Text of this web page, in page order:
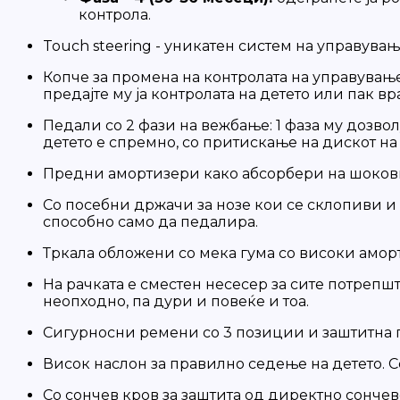
контрола.
Touch steering - уникатен систем на
Копче за промена на контролата на
предајте му ја контролата на детето или пак
Педали со 2 фази на вежбање: 1 фаза му
детето е спремно, со притискање на дискот
Предни амортизери како абсорбери на
Со посебни држачи за нозе кои се склопиви и
способно само да педалира.
Тркала обложени со мека гума со високи
На рачката е сместен несесер за сите
неопходно, па дури и повеќе и тоа.
Сигурносни ремени со 3 позиции и заштитна
Висок наслон за правилно седење на детето.
Со сончев кров за заштита од директно